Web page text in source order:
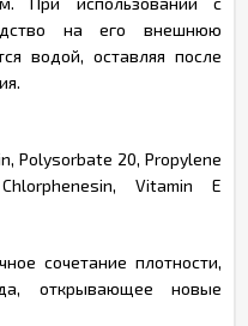
на его внешнюю
водой, оставляя после
Polysorbate 20, Propylene
Vitamin E
сочетание плотности,
открывающее новые